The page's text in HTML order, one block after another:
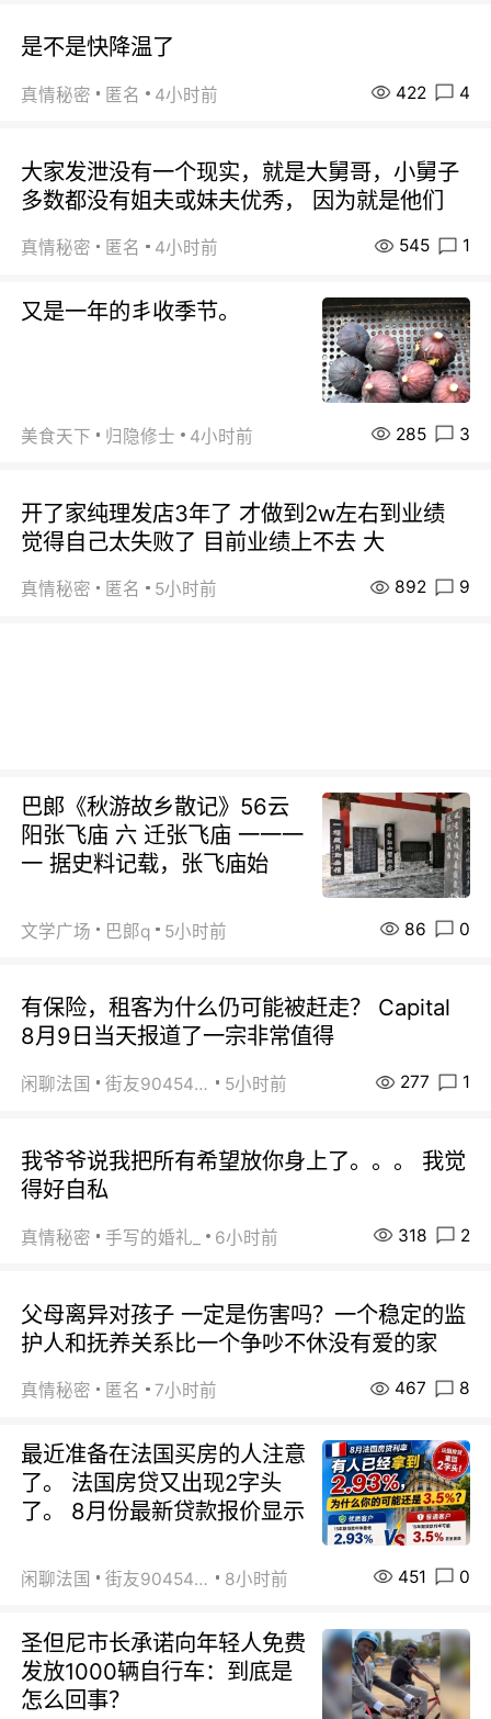
是不是快降温了
真情秘密 匿名 4小时前 422 4
大家发泄没有一个现实，就是大舅哥，小舅子
多数都没有姐夫或妹夫优秀， 因为就是他们
真情秘密 匿名 4小时前 545 1
又是一年的丯收季节。
美食天下 归隐修士 4小时前 285 3
开了家纯理发店3年了 才做到2w左右到业绩
觉得自己太失败了 目前业绩上不去 大
真情秘密 匿名 5小时前 892 9
巴郞《秋游故乡散记》56云
阳张飞庙 六 迁张飞庙 一一一
一 据史料记载，张飞庙始
文学广场 巴郞q 5小时前 86 0
有保险，租客为什么仍可能被赶走？ Capital
8月9日当天报道了一宗非常值得
闲聊法国 街友90454511 5小时前 277 1
我爷爷说我把所有希望放你身上了。。。 我觉
得好自私
真情秘密 手写的婚礼_ 6小时前 318 2
父母离异对孩子 一定是伤害吗？一个稳定的监
护人和抚养关系比一个争吵不休没有爱的家
真情秘密 匿名 7小时前 467 8
最近准备在法国买房的人注意
了。 法国房贷又出现2字头
了。 8月份最新贷款报价显示
闲聊法国 街友90454511 8小时前 451 0
圣但尼市长承诺向年轻人免费
发放1000辆自行车：到底是
怎么回事？